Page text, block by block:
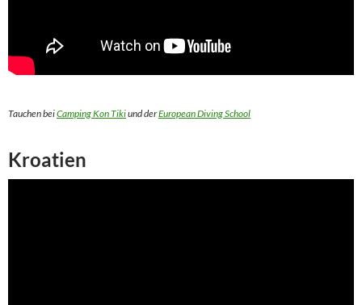
Tauchen beiCamping Kon Tikiund derEuropean Diving School
Kroatien